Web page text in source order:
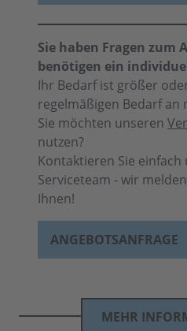
Sie haben Fragen zum
benötigen ein
Ihr Bedarf ist größer
regelmäßigen Bedarf an
Sie möchten unseren
nutzen?
Kontaktieren Sie
Serviceteam - wir
Ihnen!
ANGEBOTSANFRAGE
MEHR